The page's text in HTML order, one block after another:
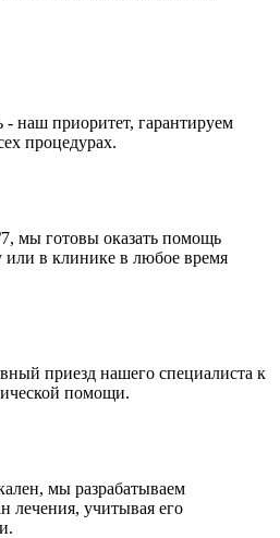
наш приоритет, гарантируем
процедурах.
мы готовы оказать помощь
в клинике в любое время
приезд нашего специалиста к
помощи.
мы разрабатываем
лечения, учитывая его